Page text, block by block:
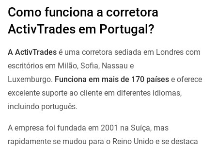
Como funciona a corretora
ActivTrades em Portugal?
A ActivTrades é uma corretora sediada em Londres com
escritórios em Milão, Sofia, Nassau e
Luxemburgo. Funciona em mais de 170 países e oferece
excelente suporte ao cliente em diferentes idiomas,
incluindo português.
A empresa foi fundada em 2001 na Suíça, mas
rapidamente se mudou para o Reino Unido e se destaca